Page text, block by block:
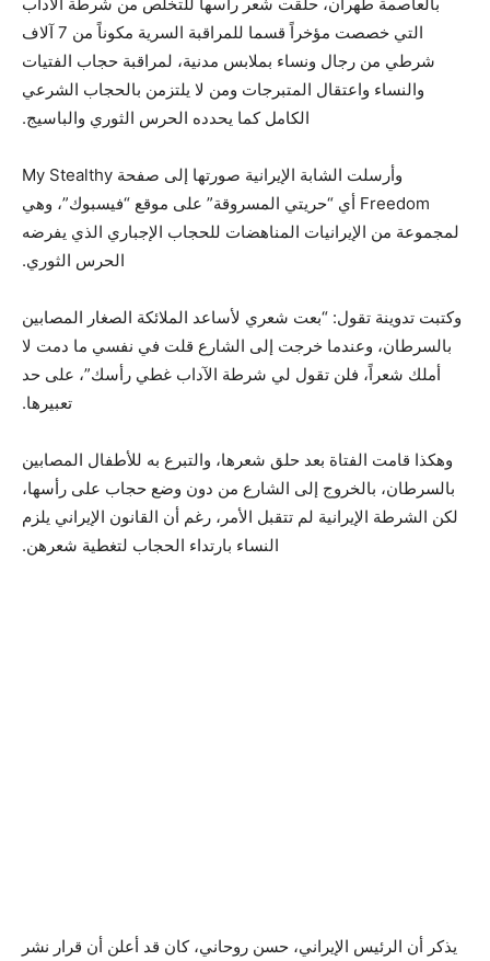
التي خصصت مؤخراً قسما للمراقبة السرية مكوناً من 7 آلاف
شرطي من رجال ونساء بملابس مدنية، لمراقبة حجاب الفتيات
والنساء واعتقال المتبرجات ومن لا يلتزمن بالحجاب الشرعي
الكامل كما يحدده الحرس الثوري والباسيج.
وأرسلت الشابة الإيرانية صورتها إلى صفحة My Stealthy
Freedom أي “حريتي المسروقة” على موقع “فيسبوك”، وهي
لمجموعة من الإيرانيات المناهضات للحجاب الإجباري الذي يفرضه
الحرس الثوري.
وكتبت تدوينة تقول: “بعت شعري لأساعد الملائكة الصغار المصابين
بالسرطان، وعندما خرجت إلى الشارع قلت في نفسي ما دمت لا
أملك شعراً، فلن تقول لي شرطة الآداب غطي رأسك”، على حد
تعبيرها.
وهكذا قامت الفتاة بعد حلق شعرها، والتبرع به للأطفال المصابين
بالسرطان، بالخروج إلى الشارع من دون وضع حجاب على رأسها،
لكن الشرطة الإيرانية لم تتقبل الأمر، رغم أن القانون الإيراني يلزم
النساء بارتداء الحجاب لتغطية شعرهن.
يذكر أن الرئيس الإيراني، حسن روحاني، كان قد أعلن أن قرار نشر